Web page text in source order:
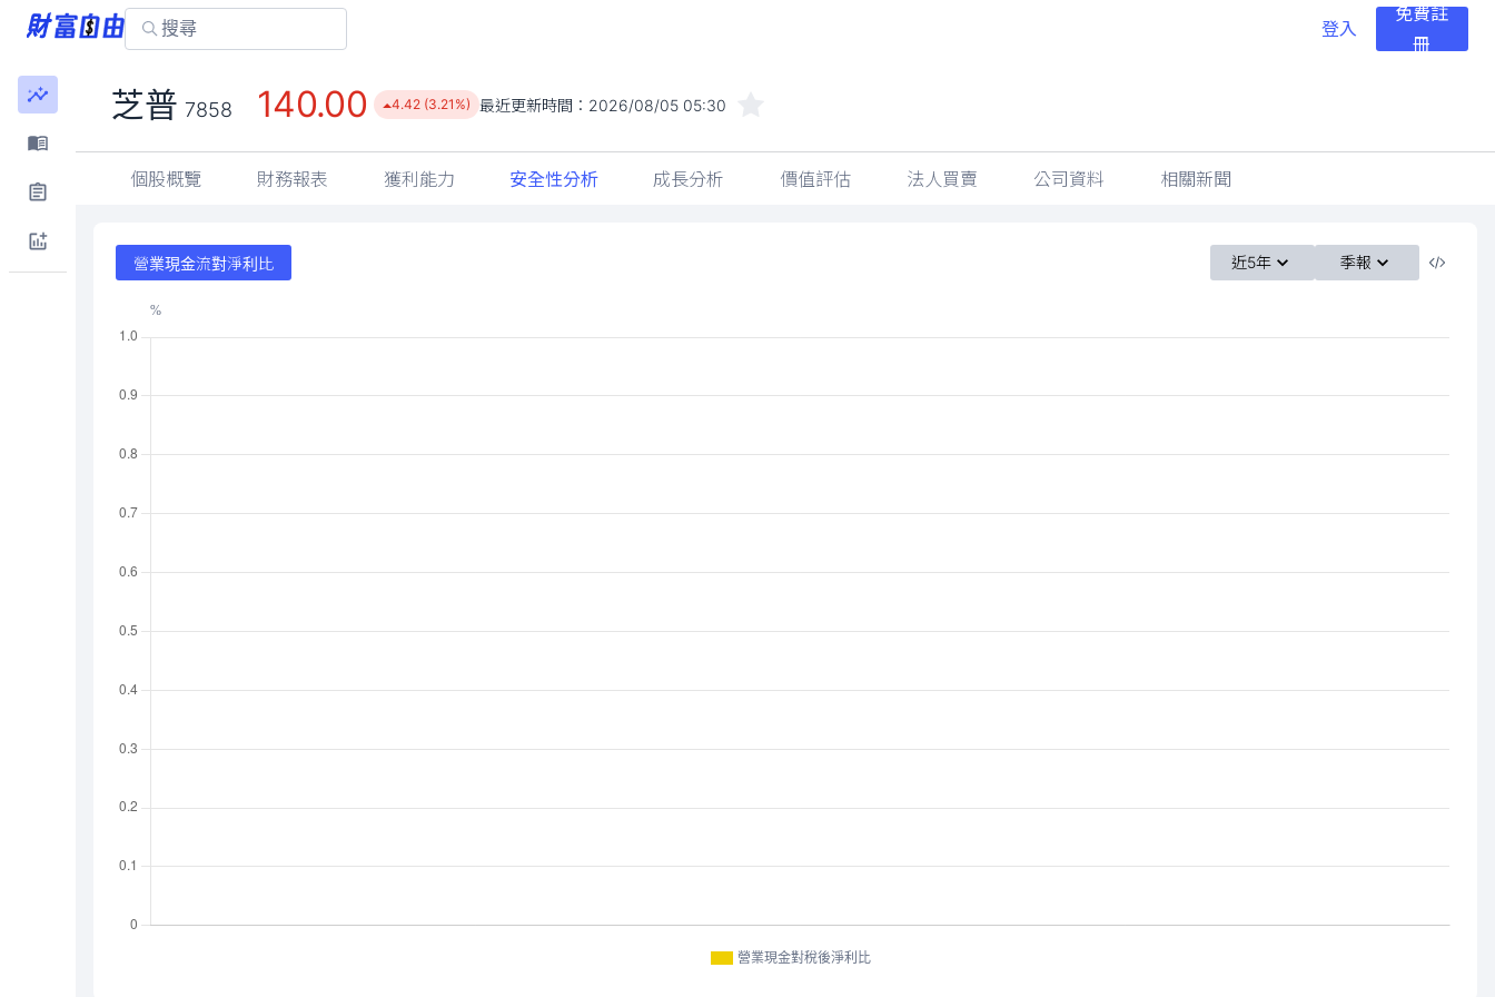
登入
免費註
冊
芝普 7858 140.00 4.42 (3.21%) 最近更新時間： 2026/08/05 05:30
個股概覽 財務報表 獲利能力 安全性分析 成長分析 價值評估 法人買賣 公司資料 相關新聞
營業現金流對淨利比 近5年 季報
營業現金對稅後淨利比